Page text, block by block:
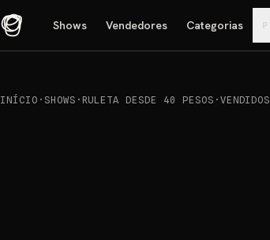
Shows Vendedores Categorias
INÍCIO · SHOWS · RULETA DESDE 40 PESOS · VENDIDOS